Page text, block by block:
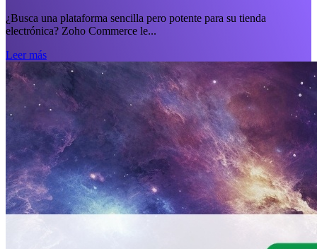
¿Busca una plataforma sencilla pero potente para su tienda
electrónica? Zoho Commerce le...
Leer más